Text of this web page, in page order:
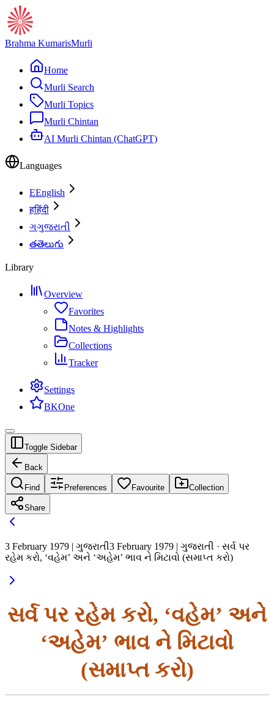
Brahma KumarisMurli
Home
Murli Search
Murli Topics
Murli Chintan
AI Murli Chintan (ChatGPT)
Languages
EEnglish
हहिंदी
ગગુજરાતી
తతెలుగు
Library
Overview
Favorites
Notes & Highlights
Collections
Tracker
Settings
BKOne
Toggle Sidebar
Back
Find Preferences Favourite Collection
Share
3 February 1979 | ગુજરાતી3 February 1979 | ગુજરાતી · સર્વ પર
રહેમ કરો, ‘વહેમ’ અને ‘અહેમ’ ભાવ ને મિટાવો (સમાપ્ત કરો)
સર્વ પર રહેમ કરો, ‘વહેમ’ અને
‘અહેમ’ ભાવ ને મિટાવો
(સમાપ્ત કરો)